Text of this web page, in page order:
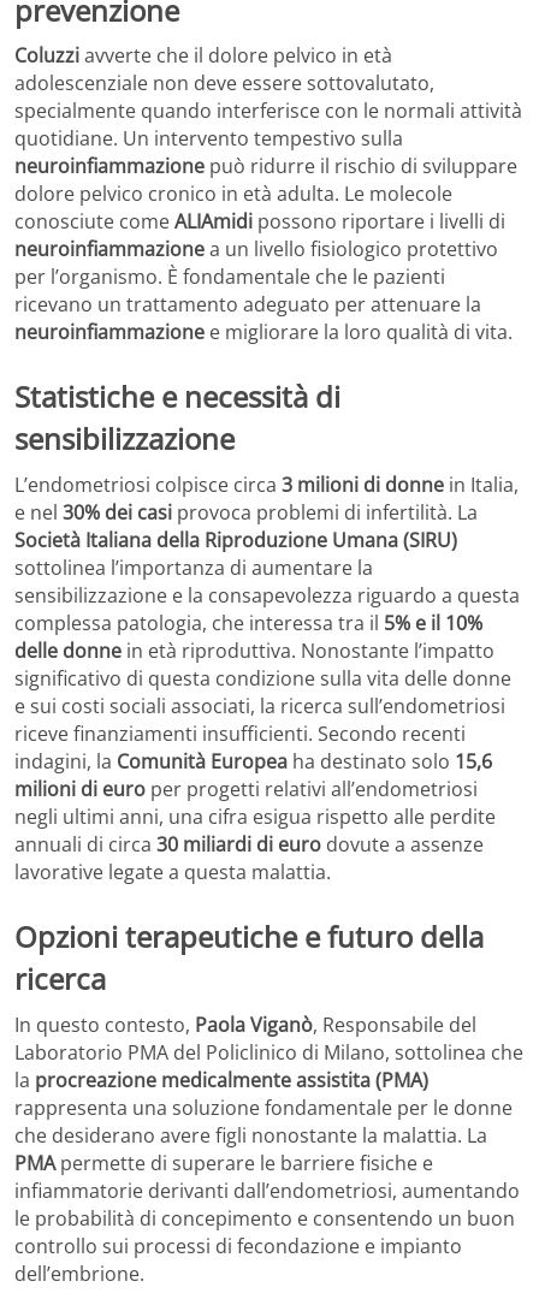
prevenzione
Coluzziavverte che il dolore pelvico in età
adolescenziale non deve essere sottovalutato,
specialmente quando interferisce con le normali attività
quotidiane. Un intervento tempestivo sulla
neuroinfiammazione può ridurre il rischio di sviluppare
dolore pelvico cronico in età adulta. Le molecole
conosciute comeALIAmidi possono riportare i livelli di
neuroinfiammazionea un livello fisiologico protettivo
per l’organismo. È fondamentale che le pazienti
ricevano un trattamento adeguato per attenuare la
neuroinfiammazione e migliorare la loro qualità di vita.
Statistiche e necessità di
sensibilizzazione
L’endometriosi colpisce circa 3 milioni di donne in Italia,
e nel 30% dei casi provoca problemi di infertilità. La
Società Italiana della Riproduzione Umana (SIRU)
sottolinea l’importanza di aumentare la
sensibilizzazione e la consapevolezza riguardo a questa
complessa patologia, che interessa tra il 5% e il 10%
delle donne in età riproduttiva. Nonostante l’impatto
significativo di questa condizione sulla vita delle donne
e sui costi sociali associati, la ricerca sull’endometriosi
riceve finanziamenti insufficienti. Secondo recenti
indagini, la Comunità Europea ha destinato solo 15,6
milioni di euro per progetti relativi all’endometriosi
negli ultimi anni, una cifra esigua rispetto alle perdite
annuali di circa 30 miliardi di euro dovute a assenze
lavorative legate a questa malattia.
Opzioni terapeutiche e futuro della
ricerca
In questo contesto, Paola Viganò, Responsabile del
Laboratorio PMA del Policlinico di Milano, sottolinea che
la procreazione medicalmente assistita (PMA)
rappresenta una soluzione fondamentale per le donne
che desiderano avere figli nonostante la malattia. La
PMApermette di superare le barriere fisiche e
infiammatorie derivanti dall’endometriosi, aumentando
le probabilità di concepimento e consentendo un buon
controllo sui processi di fecondazione e impianto
dell’embrione.